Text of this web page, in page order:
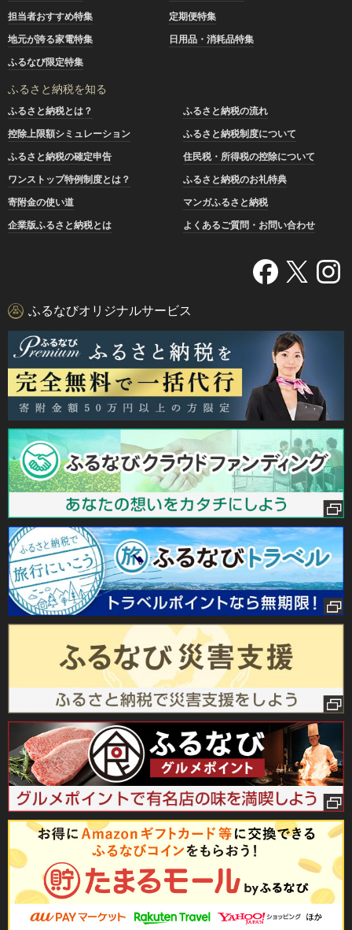
担当者おすすめ特集
定期便特集
地元が誇る家電特集
日用品・消耗品特集
ふるなび限定特集
ふるさと納税を知る
ふるさと納税とは？
ふるさと納税の流れ
控除上限額シミュレーション
ふるさと納税制度について
ふるさと納税の確定申告
住民税・所得税の控除について
ワンストップ特例制度とは？
ふるさと納税のお礼特典
寄附金の使い道
マンガふるさと納税
企業版ふるさと納税とは
よくあるご質問・お問い合わせ
ふるなびオリジナルサービス